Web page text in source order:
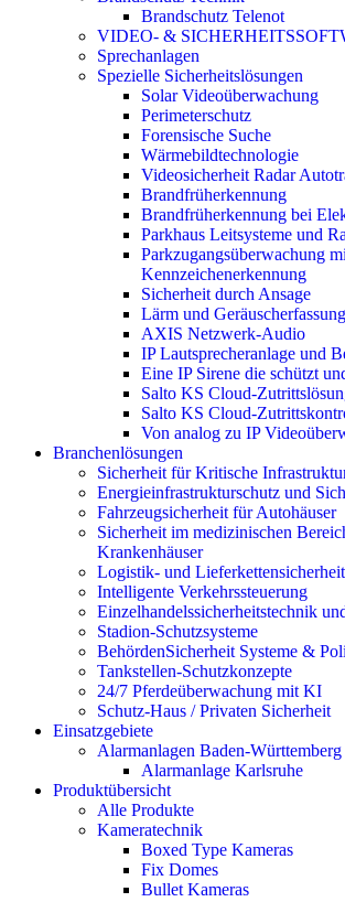
Brandschutz Telenot
VIDEO- &
Sprechanlagen
Spezielle Sicherheitslösungen
Solar Videoüberwachung
Perimeterschutz
Forensische Suche
Wärmebildtechnologie
Videosicherheit Radar
Brandfrüherkennung
Brandfrüherkennung bei
Parkhaus Leitsysteme und
Parkzugangsüberwachung
Kennzeichenerkennung
Sicherheit durch Ansage
Lärm und Geräuscherfassung
AXIS Netzwerk-Audio
IP Lautsprecheranlage und
Eine IP Sirene die schützt
Salto KS Cloud-
Salto KS Cloud-
Von analog zu IP
Branchenlösungen
Sicherheit für Kritische
Energieinfrastrukturschutz und
Fahrzeugsicherheit für Autohäuser
Sicherheit im medizinischen
Krankenhäuser
Logistik- und Lieferkettensicherheit
Intelligente Verkehrssteuerung
Einzelhandelssicherheitstechnik
Stadion-Schutzsysteme
BehördenSicherheit Systeme &
Tankstellen-Schutzkonzepte​
24/7 Pferdeüberwachung mit KI
Schutz-Haus / Privaten Sicherheit
Einsatzgebiete
Alarmanlagen Baden-Württemberg
Alarmanlage Karlsruhe
Produktübersicht
Alle Produkte
Kameratechnik
Boxed Type Kameras
Fix Domes
Bullet Kameras